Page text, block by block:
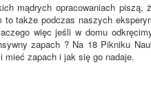
mądrych opracowaniach piszą,
to także podczas naszych
więc jeśli w domu
zapach ? Na 18 Pikniku
mieć zapach i jak się go nadaje.